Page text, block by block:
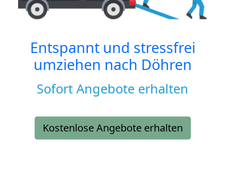
Entspannt und stressfrei
umziehen nach Döhren
Sofort Angebote erhalten
Kostenlose Angebote erhalten